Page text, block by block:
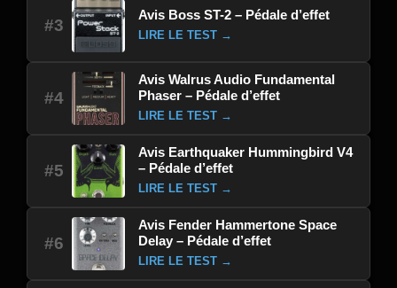
#3
Avis Boss ST-2 – Pédale d’effet
LIRE LE TEST →
#4
Avis Walrus Audio Fundamental
Phaser – Pédale d’effet
LIRE LE TEST →
#5
Avis Earthquaker Hummingbird V4
– Pédale d’effet
LIRE LE TEST →
#6
Avis Fender Hammertone Space
Delay – Pédale d’effet
LIRE LE TEST →